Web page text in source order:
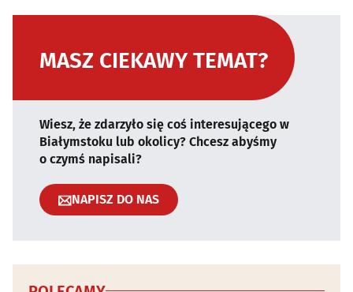
MASZ CIEKAWY TEMAT?
Wiesz, że zdarzyło się coś interesującego w
Białymstoku lub okolicy? Chcesz abyśmy
o czymś napisali?
NAPISZ DO NAS